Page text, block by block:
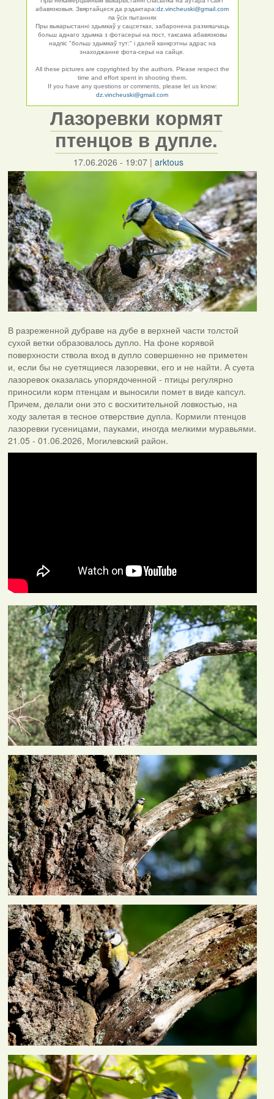
абавязковыя. Звяртайцеся да рэдактара:dz.vincheuski@gmail.com
па ўсіх пытаннях
Пры выкарыстанні здымкаў у сацсетках, забаронена размяшчаць
больш аднаго здымка з фотасерыі на пост, таксама абавязковы
надпіс "больш здымкаў тут:" і далей канкрэтны адрас на
знаходжанне фота-серыі на сайце.
All these pictures are copyrighted by the authors. Please respect the
time and effort spent in shooting them.
If you have any questions or comments, please let us know:
dz.vincheuski@gmail.com
Лазоревки кормят
птенцов в дупле.
17.06.2026 - 19:07 |arktous
В разреженной дубраве на дубе в верхней части толстой
сухой ветки образовалось дупло. На фоне корявой
поверхности ствола вход в дупло совершенно не приметен
и, если бы не суетящиеся лазоревки, его и не найти. А суета
лазоревок оказалась упорядоченной - птицы регулярно
приносили корм птенцам и выносили помет в виде капсул.
Причем, делали они это с восхитительной ловкостью, на
ходу залетая в тесное отверствие дупла. Кормили птенцов
лазоревки гусеницами, пауками, иногда мелкими муравьями.
21.05 - 01.06.2026, Могилевский район.